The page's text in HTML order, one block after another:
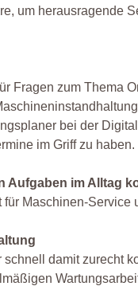
um herausragende
Fragen zum Thema
bei der
im Griff zu haben.
Aufgaben im Alltag
Maschinen-Service
damit zurecht